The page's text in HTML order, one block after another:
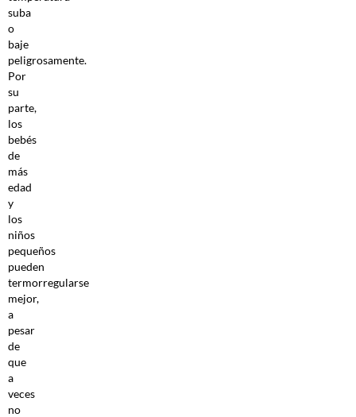
suba
o
baje
peligrosamente.
Por
su
parte,
los
bebés
de
más
edad
y
los
niños
pequeños
pueden
termorregularse
mejor,
a
pesar
de
que
a
veces
no